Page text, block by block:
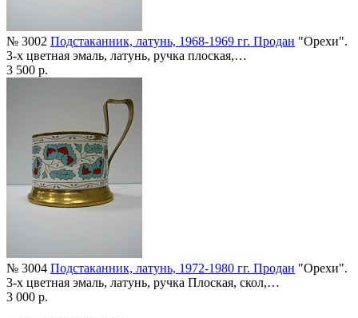
№ 3002 Подстаканник, латунь, 1968-1969 гг. Продан "Орехи".
3-х цветная эмаль, латунь, ручка плоская,…
3 500 р.
№ 3004 Подстаканник, латунь, 1972-1980 гг. Продан "Орехи".
3-х цветная эмаль, латунь, ручка Плоская, скол,…
3 000 р.